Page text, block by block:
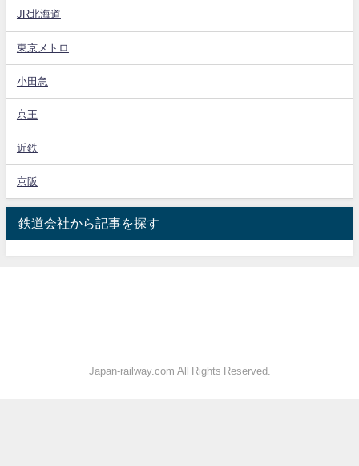
JR北海道
東京メトロ
小田急
京王
近鉄
京阪
鉄道会社から記事を探す
Japan-railway.com All Rights Reserved.